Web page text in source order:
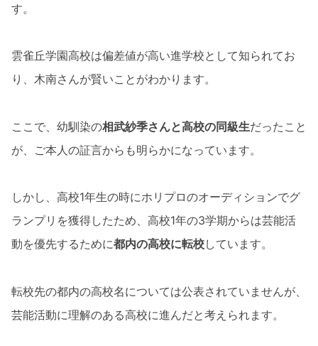
す。
雲雀丘学園高校は偏差値が高い進学校として知られてお
り、木南さんが賢いことがわかります。
ここで、幼馴染の相武紗季さんと高校の同級生だったこと
が、ご本人の証言からも明らかになっています。
しかし、高校1年生の時にホリプロのオーディションでグ
ランプリを獲得したため、高校1年の3学期からは芸能活
動を優先するために都内の高校に転校しています。
転校先の都内の高校名については公表されていませんが、
芸能活動に理解のある高校に進んだと考えられます。